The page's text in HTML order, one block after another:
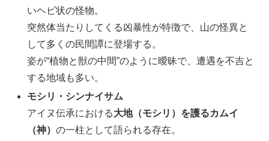
いヘビ状の怪物。
突然体当たりしてくる凶暴性が特徴で、山の怪異と
して多くの民間譚に登場する。
姿が“植物と獣の中間”のように曖昧で、遭遇を不吉と
する地域も多い。
モシリ・シンナイサム
アイヌ伝承における大地（モシリ）を護るカムイ
（神）の一柱として語られる存在。